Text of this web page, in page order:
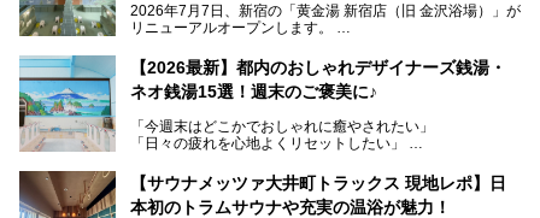
2026年7月7日、新宿の「黄金湯 新宿店（旧 金沢浴場）」が
リニューアルオープンします。
レトロでノスタルジックなタイル絵はそのまま、昔からここ
を知る地元の人にも、新しく足を運んでくれる人にも愛され
る、今の時代の"銭湯"として生まれ変わりました。洞窟のよ
ビアバーなど、新しく登場したスポットも併せて紹介しま
す。充実した設備があるのに、基本の入浴料が銭湯価格の5
【2026最新】都内のおしゃれデザイナーズ銭湯・
ネオ銭湯15選！週末のご褒美に♪
「今週末はどこかでおしゃれに癒やされたい」
「日々の疲れを心地よくリセットしたい」
となっている新しいスタイルの銭湯です。
最近、SNSやメディアで「デザイナーズ銭湯」や「ネオ銭
【サウナメッツァ大井町トラックス 現地レポ】日
本初のトラムサウナや充実の温浴が魅力！